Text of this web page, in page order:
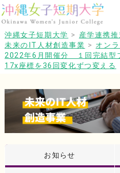
沖縄女子短期大学 > 産学連携
未来のIT人材創造事業 > オン
2022年6月開催分 １回完結型
17x座標を36回変化ずつ変える
お知らせ